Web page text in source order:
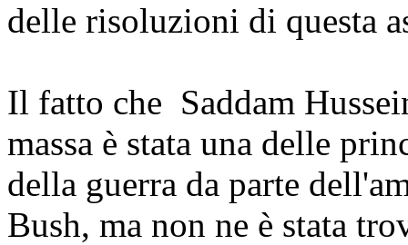
delle risoluzioni di questa
Il fatto che Saddam
massa è stata una delle
della guerra da parte
Bush, ma non ne è stata